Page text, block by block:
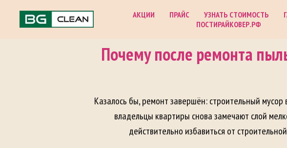
АКЦИИ ПРАЙС УЗНАТЬ СТОИМОСТЬ
ПОСТИРАЙКОВЕР.РФ
Почему после ремонта
Казалось бы, ремонт завершён: строительный
владельцы квартиры снова замечают слой
действительно избавиться от